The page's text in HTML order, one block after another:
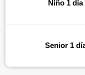
Niño 1 día
Senior 1